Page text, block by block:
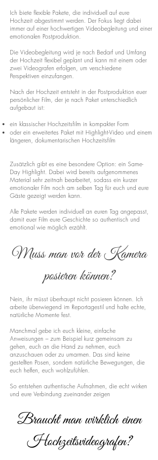
Ich biete flexible Pakete, die individuell auf eure
Hochzeit abgestimmt werden. Der Fokus liegt dabei
immer auf einer hochwertigen Videobegleitung und einer
emotionalen Postproduktion.
Die Videobegleitung wird je nach Bedarf und Umfang
der Hochzeit flexibel geplant und kann mit einem oder
zwei Videografen erfolgen, um verschiedene
Perspektiven einzufangen.
Nach der Hochzeit entsteht in der Postproduktion euer
persönlicher Film, der je nach Paket unterschiedlich
aufgebaut ist:
ein klassischer Hochzeitsfilm in kompakter Form
oder ein erweitertes Paket mit Highlight-Video und einem
längeren, dokumentarischen Hochzeitsfilm
Zusätzlich gibt es eine besondere Option: ein Same-
Day Highlight. Dabei wird bereits aufgenommenes
Material sehr zeitnah bearbeitet, sodass ein kurzer
emotionaler Film noch am selben Tag für euch und eure
Gäste gezeigt werden kann.
Alle Pakete werden individuell an euren Tag angepasst,
damit euer Film eure Geschichte so authentisch und
emotional wie möglich erzählt.
Muss man vor der Kamera
posieren können?
Nein, ihr müsst überhaupt nicht posieren können. Ich
arbeite überwiegend im Reportagestil und halte echte,
natürliche Momente fest.
Manchmal gebe ich euch kleine, einfache
Anweisungen – zum Beispiel kurz gemeinsam zu
gehen, euch an die Hand zu nehmen, euch
anzuschauen oder zu umarmen. Das sind keine
gestellten Posen, sondern natürliche Bewegungen, die
euch helfen, euch wohlzufühlen.
So entstehen authentische Aufnahmen, die echt wirken
und eure Verbindung zueinander zeigen
Braucht man wirklich einen
Hochzeitsvideografen?